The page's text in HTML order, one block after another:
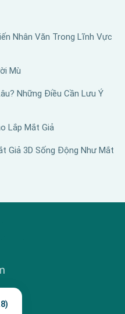
Nhân Văn Trong Lĩnh Vực
Mù
Những Điều Cần Lưu Ý
Lắp Mắt Giả
Giả 3D Sống Động Như Mắt